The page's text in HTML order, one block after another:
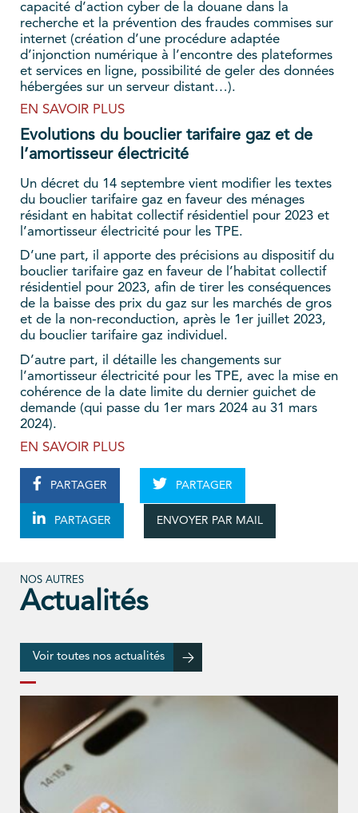
capacité d’action cyber de la douane dans la
recherche et la prévention des fraudes commises sur
internet (création d’une procédure adaptée
d’injonction numérique à l’encontre des plateformes
et services en ligne, possibilité de geler des données
hébergées sur un serveur distant…).
EN SAVOIR PLUS
Evolutions du bouclier tarifaire gaz et de
l’amortisseur électricité
Un décret du 14 septembre vient modifier les textes
du bouclier tarifaire gaz en faveur des ménages
résidant en habitat collectif résidentiel pour 2023 et
l’amortisseur électricité pour les TPE.
D’une part, il apporte des précisions au dispositif du
bouclier tarifaire gaz en faveur de l’habitat collectif
résidentiel pour 2023, afin de tirer les conséquences
de la baisse des prix du gaz sur les marchés de gros
et de la non-reconduction, après le 1er juillet 2023,
du bouclier tarifaire gaz individuel.
D’autre part, il détaille les changements sur
l’amortisseur électricité pour les TPE, avec la mise en
cohérence de la date limite du dernier guichet de
demande (qui passe du 1er mars 2024 au 31 mars
2024).
EN SAVOIR PLUS
PARTAGER PARTAGER
PARTAGER ENVOYER PAR MAIL
NOS AUTRES
Actualités
Voir toutes nos actualités